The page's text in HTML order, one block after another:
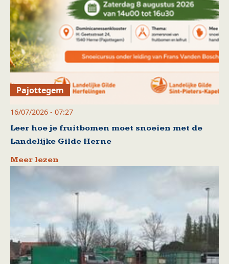
Pajottegem
16/07/2026 - 07:27
Leer hoe je fruitbomen moet snoeien met de
Landelijke Gilde Herne
Meer lezen